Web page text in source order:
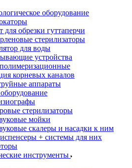
оборудование
для обрезки гуттаперчи
стерилизаторы
для воды
устройства
корневых каналов
аппараты
стерилизаторы
мойки
скалеры и насадки к ним
+ системы для них
инструменты